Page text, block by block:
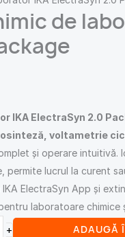
de
IKA ElectraSyn 2.0
voltametrie
și operare intuitivă.
permite lucrul la curent
ElectraSyn App și
laboratoare chimice
+ ADAUGĂ